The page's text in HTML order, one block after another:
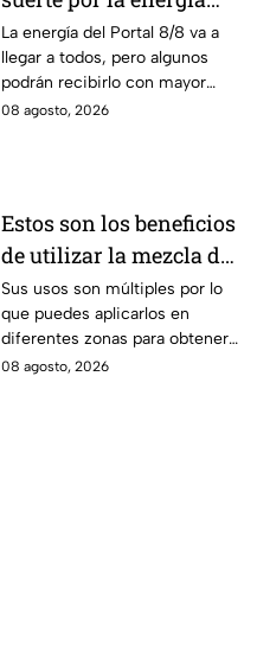
del Portal del León
La energía del Portal 8/8 va a
llegar a todos, pero algunos
podrán recibirlo con mayor
énfasis.
08 agosto, 2026
Estos son los beneficios
de utilizar la mezcla de
aceite de coco y
bicarbonato
Sus usos son múltiples por lo
que puedes aplicarlos en
diferentes zonas para obtener
beneficios.
08 agosto, 2026